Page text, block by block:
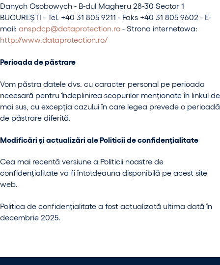
Danych Osobowych - B-dul Magheru 28-30 Sector 1
BUCUREŞTI - Tel. +40 31 805 9211 - Faks +40 31 805 9602 - E-
mail: anspdcp@dataprotection.ro - Strona internetowa:
http://www.dataprotection.ro/
Perioada de păstrare
Vom păstra datele dvs. cu caracter personal pe perioada
necesară pentru îndeplinirea scopurilor menționate în linkul de
mai sus, cu excepția cazului în care legea prevede o perioadă
de păstrare diferită.
Modificări și actualizări ale Politicii de confidențialitate
Cea mai recentă versiune a Politicii noastre de
confidențialitate va fi întotdeauna disponibilă pe acest site
web.
Politica de confidențialitate a fost actualizată ultima dată în
decembrie 2025.